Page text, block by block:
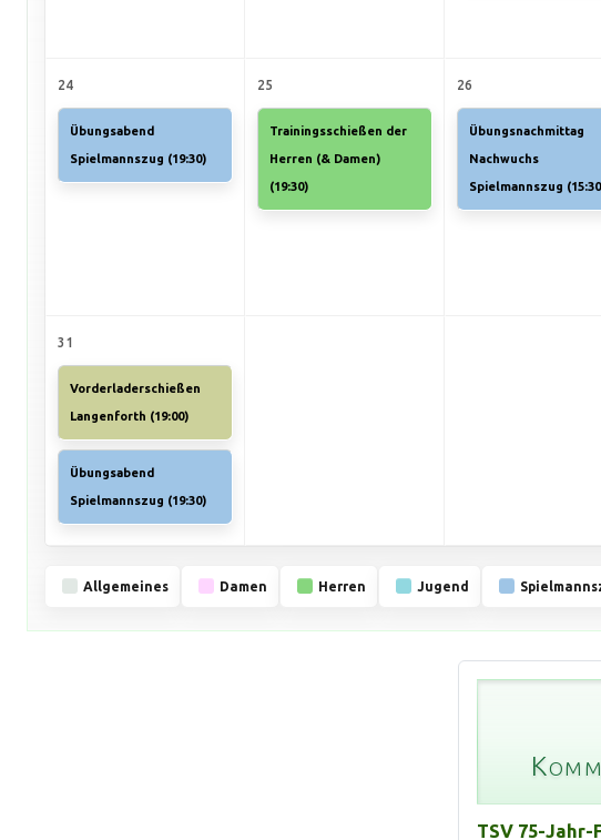
24
Übungsabend
Spielmannszug (19:30)
25
Trainingsschießen der
Herren (& Damen)
(19:30)
26
Übungsnachmittag
Nachwuchs
Spielmannszug (15:30
31
Vorderladerschießen
Langenforth (19:00)
Übungsabend
Spielmannszug (19:30)
Allgemeines Damen Herren Jugend
TSV 75-Jahr-